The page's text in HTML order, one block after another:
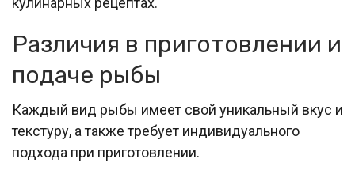
Различия в приготовлении и
подаче рыбы
Каждый вид рыбы имеет свой уникальный вкус и
текстуру, а также требует индивидуального
подхода при приготовлении.